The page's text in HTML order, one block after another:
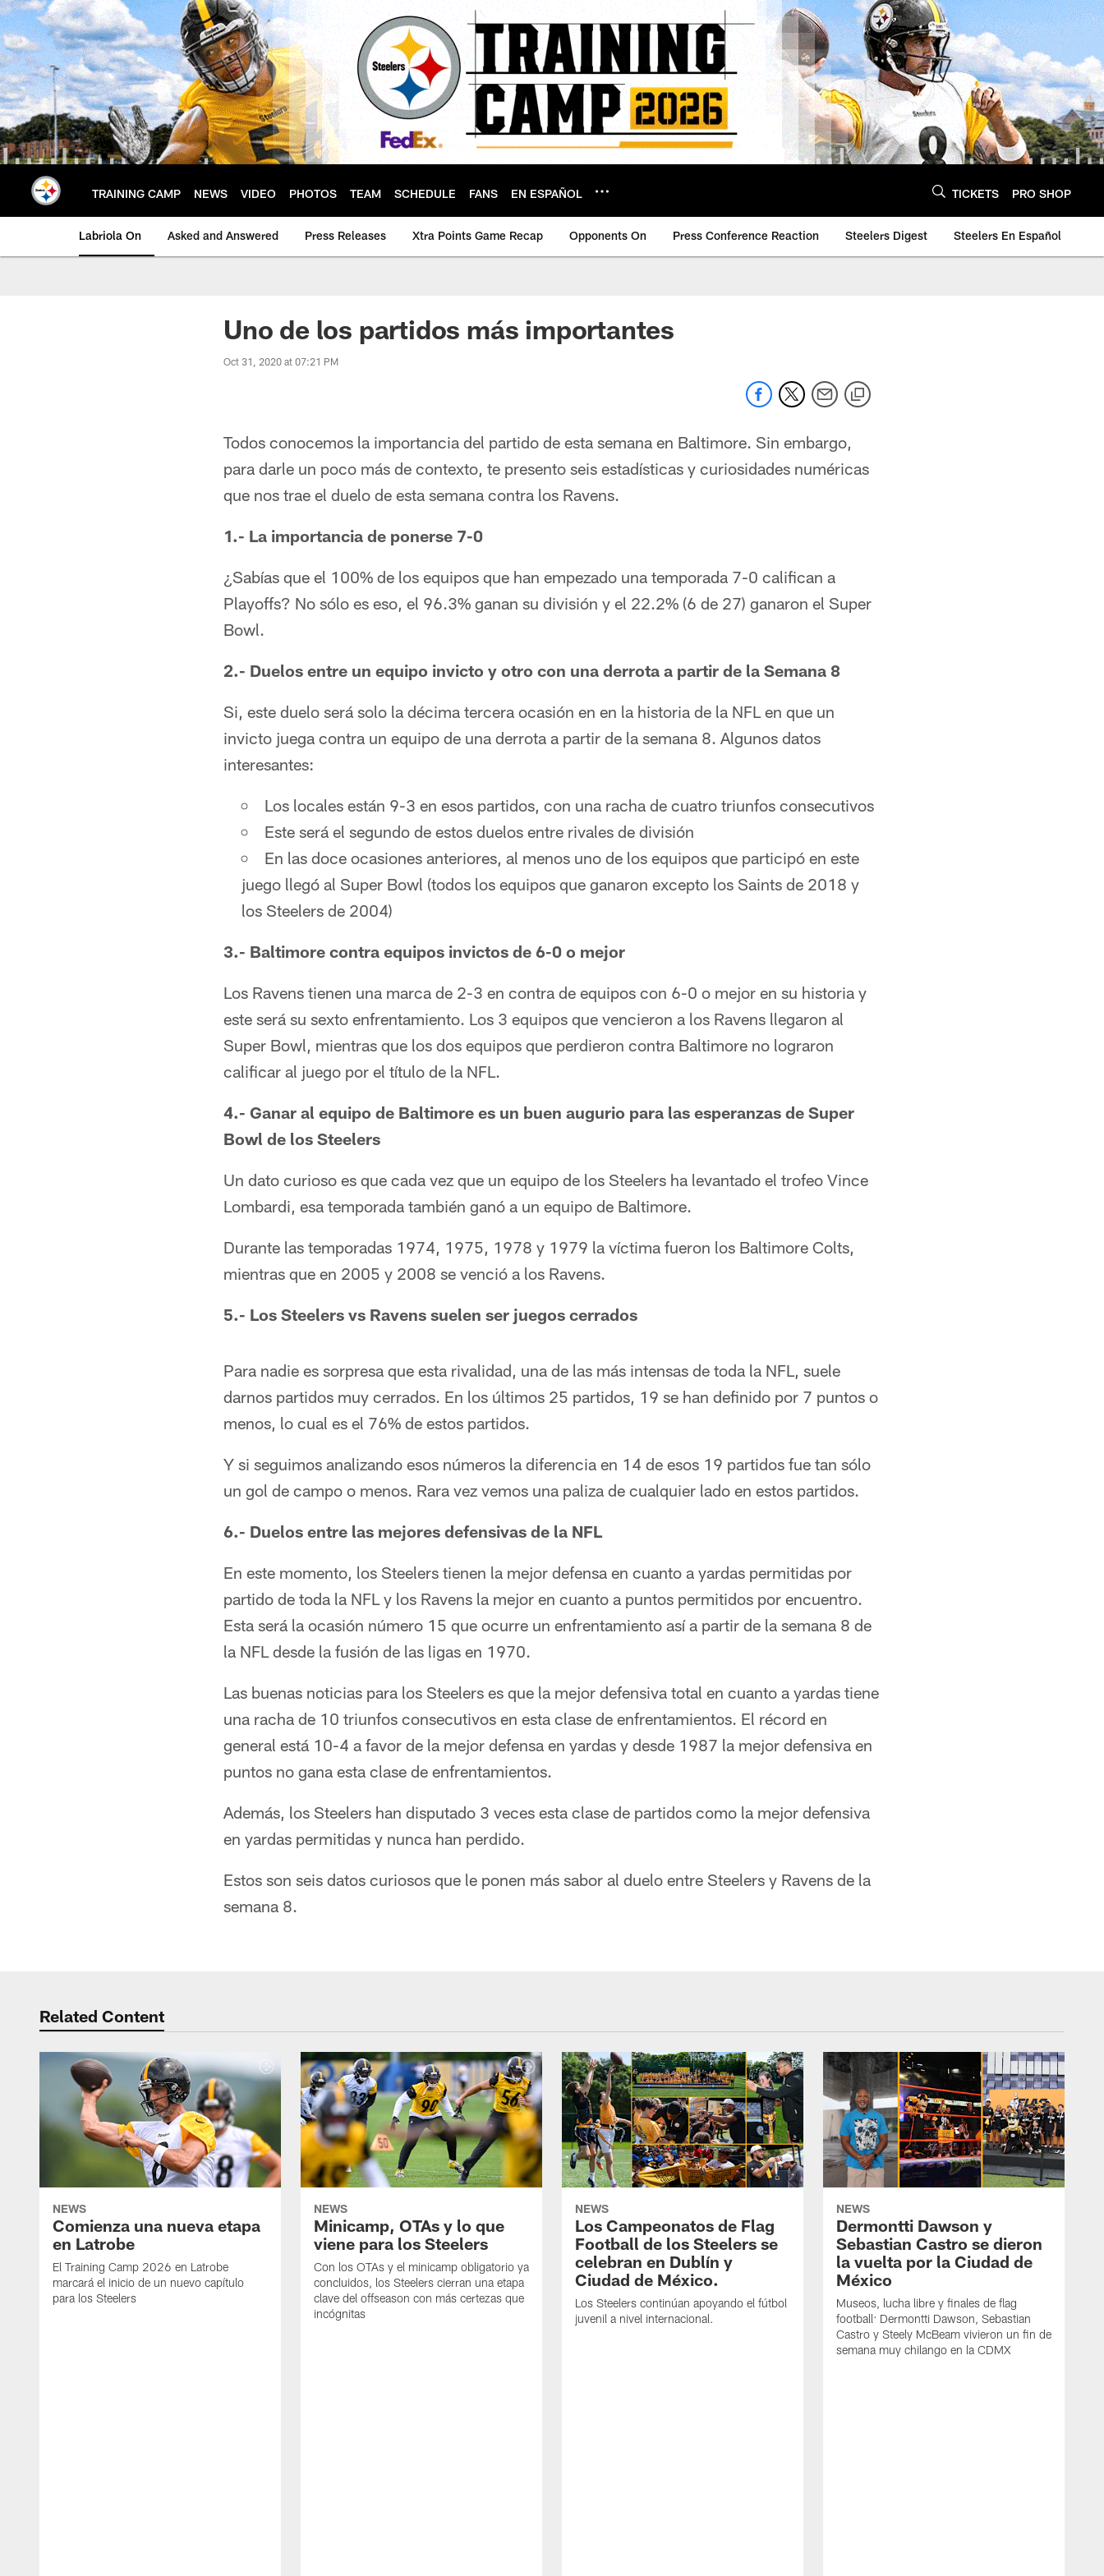
Skip
to
main
content
TRAINING CAMP NEWS VIDEO PHOTOS TEAM SCHEDULE FANS EN ESPAÑOL TICKETS PRO SHOP
Labriola On Asked and Answered Press Releases Xtra Points Game Recap Opponents On Press Conference Reaction Steelers Digest Steelers En Español
Uno de los partidos más importantes
Oct 31, 2020 at 07:21 PM
Todos conocemos la importancia del partido de esta semana en Baltimore. Sin embargo,
para darle un poco más de contexto, te presento seis estadísticas y curiosidades numéricas
que nos trae el duelo de esta semana contra los Ravens.
1.- La importancia de ponerse 7-0
¿Sabías que el 100% de los equipos que han empezado una temporada 7-0 califican a
Playoffs? No sólo es eso, el 96.3% ganan su división y el 22.2% (6 de 27) ganaron el Super
Bowl.
2.- Duelos entre un equipo invicto y otro con una derrota a partir de la Semana 8
Si, este duelo será solo la décima tercera ocasión en en la historia de la NFL en que un
invicto juega contra un equipo de una derrota a partir de la semana 8. Algunos datos
interesantes:
Los locales están 9-3 en esos partidos, con una racha de cuatro triunfos consecutivos
Este será el segundo de estos duelos entre rivales de división
En las doce ocasiones anteriores, al menos uno de los equipos que participó en este
juego llegó al Super Bowl (todos los equipos que ganaron excepto los Saints de 2018 y
los Steelers de 2004)
3.- Baltimore contra equipos invictos de 6-0 o mejor
Los Ravens tienen una marca de 2-3 en contra de equipos con 6-0 o mejor en su historia y
este será su sexto enfrentamiento. Los 3 equipos que vencieron a los Ravens llegaron al
Super Bowl, mientras que los dos equipos que perdieron contra Baltimore no lograron
calificar al juego por el título de la NFL.
4.- Ganar al equipo de Baltimore es un buen augurio para las esperanzas de Super
Bowl de los Steelers
Un dato curioso es que cada vez que un equipo de los Steelers ha levantado el trofeo Vince
Lombardi, esa temporada también ganó a un equipo de Baltimore.
Durante las temporadas 1974, 1975, 1978 y 1979 la víctima fueron los Baltimore Colts,
mientras que en 2005 y 2008 se venció a los Ravens.
5.- Los Steelers vs Ravens suelen ser juegos cerrados
Para nadie es sorpresa que esta rivalidad, una de las más intensas de toda la NFL, suele
darnos partidos muy cerrados. En los últimos 25 partidos, 19 se han definido por 7 puntos o
menos, lo cual es el 76% de estos partidos.
Y si seguimos analizando esos números la diferencia en 14 de esos 19 partidos fue tan sólo
un gol de campo o menos. Rara vez vemos una paliza de cualquier lado en estos partidos.
6.- Duelos entre las mejores defensivas de la NFL
En este momento, los Steelers tienen la mejor defensa en cuanto a yardas permitidas por
partido de toda la NFL y los Ravens la mejor en cuanto a puntos permitidos por encuentro.
Esta será la ocasión número 15 que ocurre un enfrentamiento así a partir de la semana 8 de
la NFL desde la fusión de las ligas en 1970.
Las buenas noticias para los Steelers es que la mejor defensiva total en cuanto a yardas tiene
una racha de 10 triunfos consecutivos en esta clase de enfrentamientos. El récord en
general está 10-4 a favor de la mejor defensa en yardas y desde 1987 la mejor defensiva en
puntos no gana esta clase de enfrentamientos.
Además, los Steelers han disputado 3 veces esta clase de partidos como la mejor defensiva
en yardas permitidas y nunca han perdido.
Estos son seis datos curiosos que le ponen más sabor al duelo entre Steelers y Ravens de la
semana 8.
Related Content
NEWS
Comienza una nueva etapa
en Latrobe
El Training Camp 2026 en Latrobe
marcará el inicio de un nuevo capítulo
para los Steelers
NEWS
Minicamp, OTAs y lo que
viene para los Steelers
Con los OTAs y el minicamp obligatorio ya
concluidos, los Steelers cierran una etapa
clave del offseason con más certezas que
incógnitas
NEWS
Los Campeonatos de Flag
Football de los Steelers se
celebran en Dublín y
Ciudad de México.
Los Steelers continúan apoyando el fútbol
juvenil a nivel internacional.
NEWS
Dermontti Dawson y
Sebastian Castro se dieron
la vuelta por la Ciudad de
México
Museos, lucha libre y finales de flag
football: Dermontti Dawson, Sebastian
Castro y Steely McBeam vivieron un fin de
semana muy chilango en la CDMX